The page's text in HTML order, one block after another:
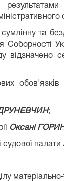
та
Соборності
відзначено
;
Оксані
судової палати